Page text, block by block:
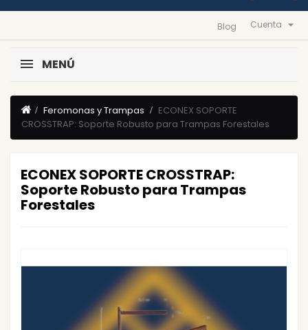
Cuenta 
Blog
MENÚ
Feromonas y Trampas
ECONEX SOPORTE
CROSSTRAP: Soporte Robusto para Trampas Forestales
ECONEX SOPORTE CROSSTRAP:
Soporte Robusto para Trampas
Forestales